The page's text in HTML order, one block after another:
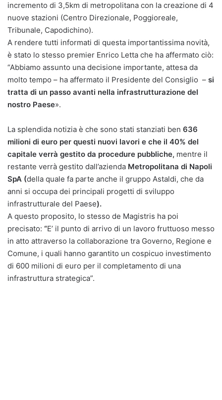
incremento di 3,5km di metropolitana con la creazione di 4
nuove stazioni (Centro Direzionale, Poggioreale,
Tribunale, Capodichino).
A rendere tutti informati di questa importantissima novità,
è stato lo stesso premier Enrico Letta che ha affermato ciò:
“Abbiamo assunto una decisione importante, attesa da
molto tempo – ha affermato il Presidente del Consiglio – si
tratta di un passo avanti nella infrastrutturazione del
nostro Paese».
La splendida notizia è che sono stati stanziati ben 636
milioni di euro per questi nuovi lavori e che il 40% del
capitale verrà gestito da procedure pubbliche, mentre il
restante verrà gestito dall’azienda Metropolitana di Napoli
SpA (della quale fa parte anche il gruppo Astaldi, che da
anni si occupa dei principali progetti di sviluppo
infrastrutturale del Paese).
A questo proposito, lo stesso de Magistris ha poi
precisato: “E’ il punto di arrivo di un lavoro fruttuoso messo
in atto attraverso la collaborazione tra Governo, Regione e
Comune, i quali hanno garantito un cospicuo investimento
di 600 milioni di euro per il completamento di una
infrastruttura strategica”.